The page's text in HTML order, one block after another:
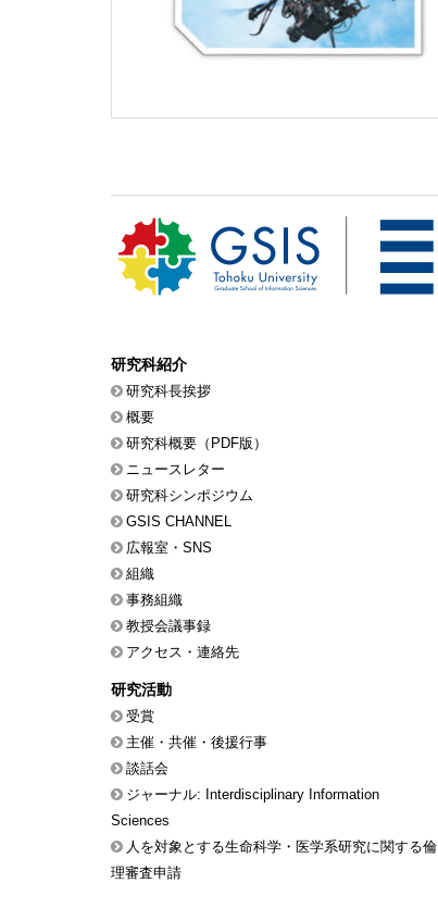
研究科紹介
研究科長挨拶
概要
研究科概要（PDF版）
ニュースレター
研究科シンポジウム
GSIS CHANNEL
広報室・SNS
組織
事務組織
教授会議事録
アクセス・連絡先
研究活動
受賞
主催・共催・後援行事
談話会
ジャーナル: Interdisciplinary Information
Sciences
人を対象とする生命科学・医学系研究に関する倫
理審査申請